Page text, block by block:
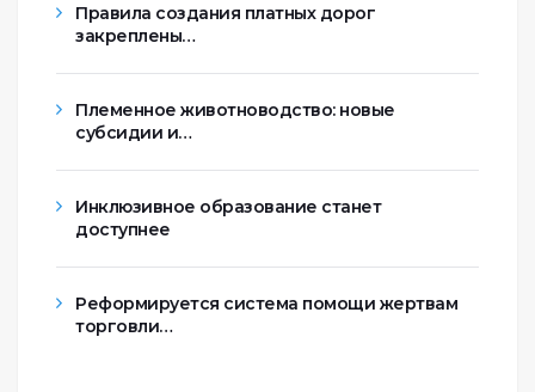
Правила создания платных дорог
закреплены…
Племенное животноводство: новые
субсидии и…
Инклюзивное образование станет
доступнее
Реформируется система помощи жертвам
торговли…